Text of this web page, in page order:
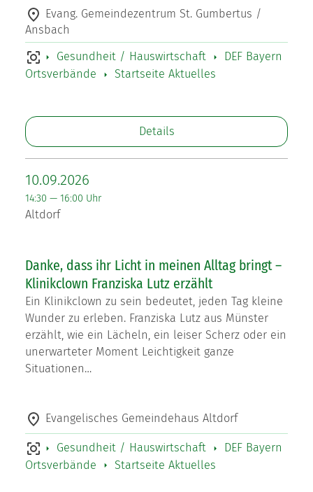
Evang. Gemeindezentrum St. Gumbertus /
Ansbach
Gesundheit / Hauswirtschaft
DEF Bayern
Ortsverbände
Startseite Aktuelles
Details
10.09.2026
14:30 — 16:00 Uhr
Altdorf
Danke, dass ihr Licht in meinen Alltag bringt –
Klinikclown Franziska Lutz erzählt
Ein Klinikclown zu sein bedeutet, jeden Tag kleine
Wunder zu erleben. Franziska Lutz aus Münster
erzählt, wie ein Lächeln, ein leiser Scherz oder ein
unerwarteter Moment Leichtigkeit ganze
Situationen…
Evangelisches Gemeindehaus Altdorf
Gesundheit / Hauswirtschaft
DEF Bayern
Ortsverbände
Startseite Aktuelles